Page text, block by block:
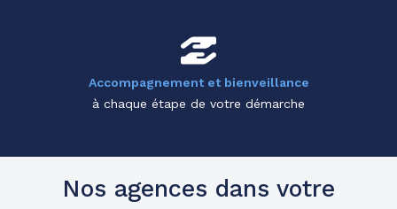
Accompagnement et bienveillance
à chaque étape de votre démarche
Nos agences dans votre